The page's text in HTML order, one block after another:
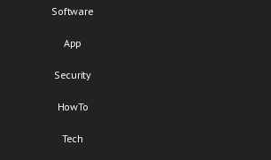
Software
App
Security
HowTo
Tech